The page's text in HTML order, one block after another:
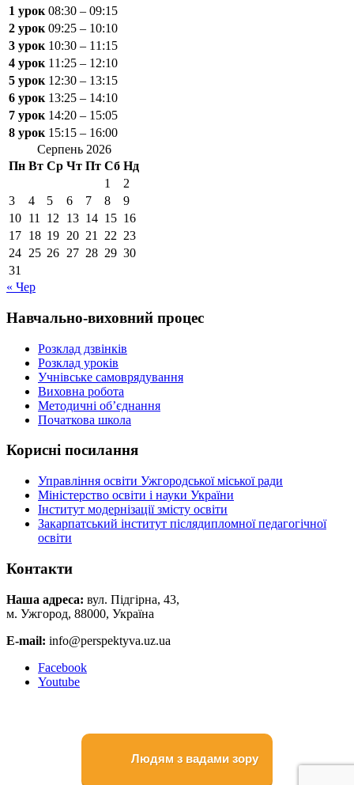
1 урок 08:30 – 09:15
2 урок 09:25 – 10:10
3 урок 10:30 – 11:15
4 урок 11:25 – 12:10
5 урок 12:30 – 13:15
6 урок 13:25 – 14:10
7 урок 14:20 – 15:05
8 урок 15:15 – 16:00
Серпень 2026
Пн Вт Ср Чт Пт Сб Нд
1
2
3
4 5 6 7 8
9
10 11 12 13 14 15 16
17 18 19 20 21 22 23
24 25 26 27 28 29 30
31
« Чер
Навчально-виховний процес
Розклад дзвінків
Розклад уроків
Учнівське самоврядування
Виховна робота
Методичні об’єднання
Початкова школа
Корисні посилання
Управління освіти Ужгородської міської ради
Міністерство освіти і науки України
Інститут модернізації змісту освіти
Закарпатський інститут післядипломної педагогічної
освіти
Контакти
Наша адреса: вул. Підгірна, 43,
м. Ужгород, 88000, Україна
E-mail: info@perspektyva.uz.ua
Faceboоk
Youtube
Людям з вадами зору